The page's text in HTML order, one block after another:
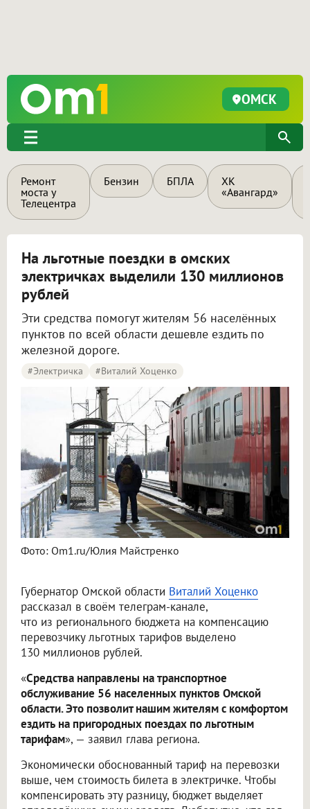
ОМСК
Ремонт
моста у
Телецентра
Бензин БПЛА
ХК
«Авангард»
На льготные поездки в омских
электричках выделили 130 миллионов
рублей
Эти средства помогут жителям 56 населённых
пунктов по всей области дешевле ездить по
железной дороге.
#электричка #Виталий Хоценко
Фото: Om1.ru/Юлия Майстренко
Губернатор Омской области Виталий Хоценко
рассказал в своём телеграм-канале,
что из регионального бюджета на компенсацию
перевозчику льготных тарифов выделено
130 миллионов рублей.
«Средства направлены на транспортное
обслуживание 56 населенных пунктов Омской
области. Это позволит нашим жителям с комфортом
ездить на пригородных поездах по льготным
тарифам», — заявил глава региона.
Экономически обоснованный тариф на перевозки
выше, чем стоимость билета в электричке. Чтобы
компенсировать эту разницу, бюджет выделяет